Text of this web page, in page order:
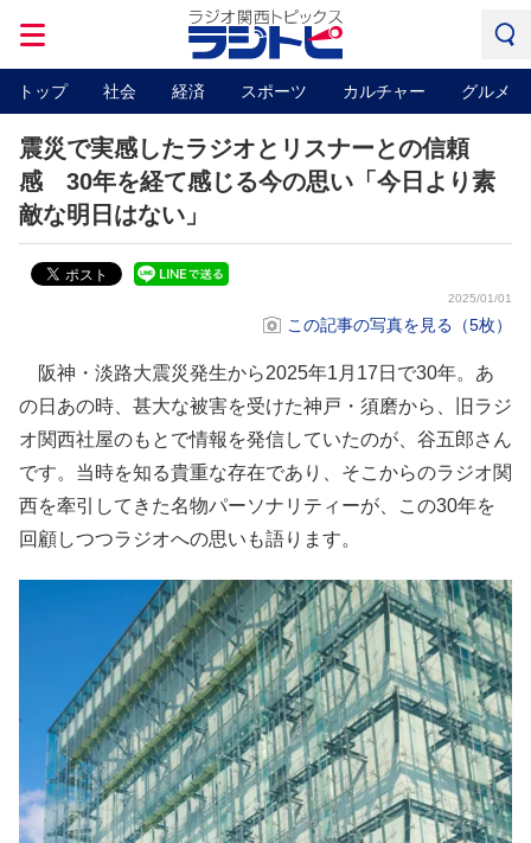
トップ 社会 経済 スポーツ カルチャー グルメ
震災で実感したラジオとリスナーとの信頼
感 30年を経て感じる今の思い「今日より素
敵な明日はない」
2025/01/01
この記事の写真を見る（5枚）
阪神・淡路大震災発生から2025年1月17日で30年。あ
の日あの時、甚大な被害を受けた神戸・須磨から、旧ラジ
オ関西社屋のもとで情報を発信していたのが、谷五郎さん
です。当時を知る貴重な存在であり、そこからのラジオ関
西を牽引してきた名物パーソナリティーが、この30年を
回顧しつつラジオへの思いも語ります。